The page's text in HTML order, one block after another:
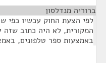
ברוריה מנדלסון
לפי הצעת החוק עכשיו כפי
המקורית, לא היה כתוב שזה
באמצעות ספר טלפונים,